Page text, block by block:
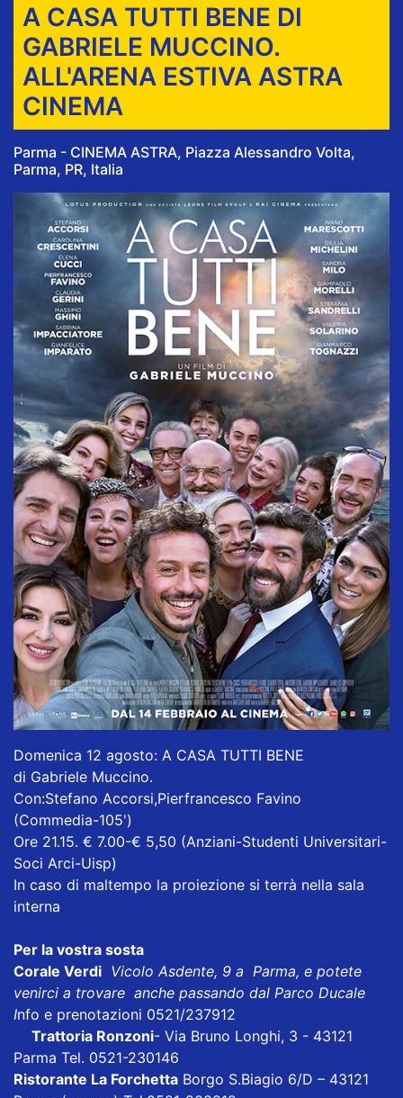
A CASA TUTTI BENE DI
GABRIELE MUCCINO.
ALL'ARENA ESTIVA ASTRA
CINEMA
Parma - CINEMA ASTRA, Piazza Alessandro Volta,
Parma, PR, Italia
Domenica 12 agosto: A CASA TUTTI BENE
di Gabriele Muccino.
Con:Stefano Accorsi,Pierfrancesco Favino
(Commedia-105')
Ore 21.15. € 7.00-€ 5,50 (Anziani-Studenti Universitari-
Soci Arci-Uisp)
In caso di maltempo la proiezione si terrà nella sala
interna
Per la vostra sosta
Corale Verdi Vicolo Asdente, 9 a Parma, e potete
venirci a trovare anche passando dal Parco Ducale
Info e prenotazioni 0521/237912
Trattoria Ronzoni- Via Bruno Longhi, 3 - 43121
Parma Tel. 0521-230146
Ristorante La Forchetta Borgo S.Biagio 6/D – 43121